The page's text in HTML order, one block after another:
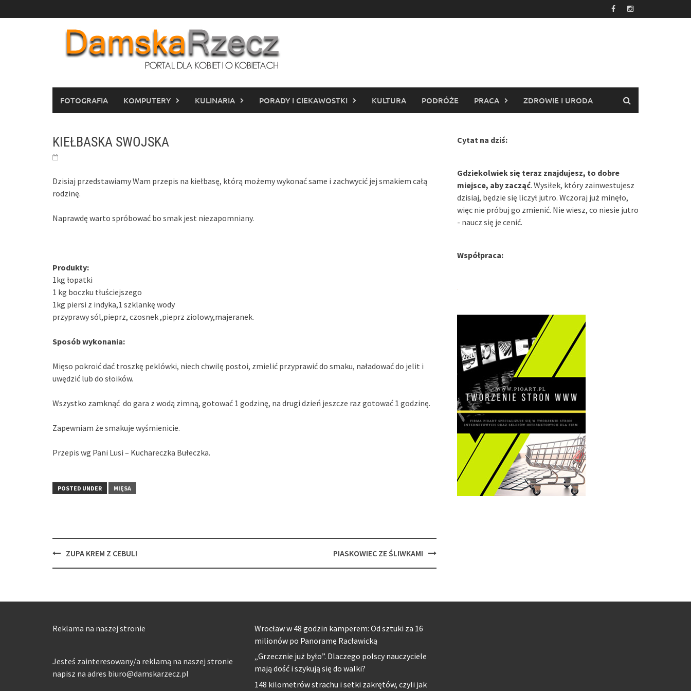
to
FOTOGRAFIA KOMPUTERY KULINARIA PORADY I CIEKAWOSTKI KULTURA PODRÓŻE PRACA ZDROWIE I URODA
KIEŁBASKA SWOJSKA
Dzisiaj przedstawiamy Wam przepis na kiełbasę, którą możemy wykonać same i zachwycić jej smakiem całą
rodzinę.
Naprawdę warto spróbować bo smak jest niezapomniany.
Produkty:
1kg łopatki
1 kg boczku tłuściejszego
1kg piersi z indyka,1 szklankę wody
przyprawy sól,pieprz, czosnek ,pieprz ziolowy,majeranek.
Sposób wykonania:
Mięso pokroić dać troszkę peklówki, niech chwilę postoi, zmielić przyprawić do smaku, naładować do jelit i
uwędzić lub do słoików.
Wszystko zamknąć do gara z wodą zimną, gotować 1 godzinę, na drugi dzień jeszcze raz gotować 1 godzinę.
Zapewniam że smakuje wyśmienicie.
Przepis wg Pani Lusi – Kuchareczka Bułeczka.
POSTED UNDER MIĘSA
PostZUPA KREM Z CEBULI PIASKOWIEC ZE ŚLIWKAMI
Cytat na dziś:
Gdziekolwiek się teraz znajdujesz, to dobre
miejsce, aby zacząć. Wysiłek, który zainwestujesz
dzisiaj, będzie się liczył jutro. Wczoraj już minęło,
więc nie próbuj go zmienić. Nie wiesz, co niesie jutro
- naucz się je cenić.
Współpraca:
Reklama na naszej stronie
Jesteś zainteresowany/a reklamą na naszej stronie
napisz na adres biuro@damskarzecz.pl
Wrocław w 48 godzin kamperem: Od sztuki za 16
milionów po Panoramę Racławicką
„Grzecznie już było”. Dlaczego polscy nauczyciele
mają dość i szykują się do walki?
148 kilometrów strachu i setki zakrętów, czyli jak